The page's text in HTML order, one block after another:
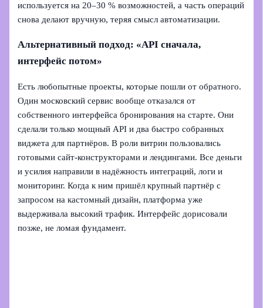
используется на 20–30 % возможностей, а часть операций
снова делают вручную, теряя смысл автоматизации.
Альтернативный подход: «API сначала,
интерфейс потом»
Есть любопытные проекты, которые пошли от обратного.
Один московский сервис вообще отказался от
собственного интерфейса бронирования на старте. Они
сделали только мощный API и два быстро собранных
виджета для партнёров. В роли витрин пользовались
готовыми сайт‑конструкторами и лендингами. Все деньги
и усилия направили в надёжность интеграций, логи и
мониторинг. Когда к ним пришёл крупный партнёр с
запросом на кастомный дизайн, платформа уже
выдерживала высокий трафик. Интерфейс дорисовали
позже, не ломая фундамент.